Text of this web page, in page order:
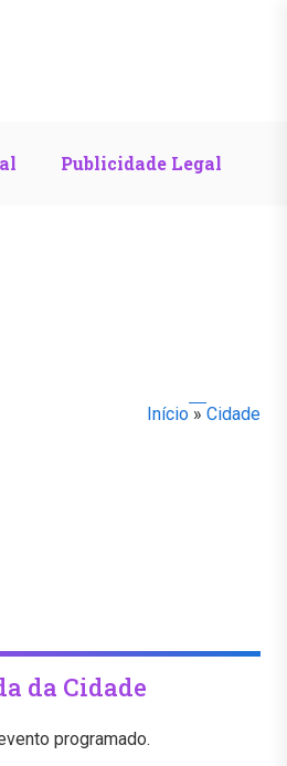
Publicidade Legal
Início » Cidade
da Cidade
programado.